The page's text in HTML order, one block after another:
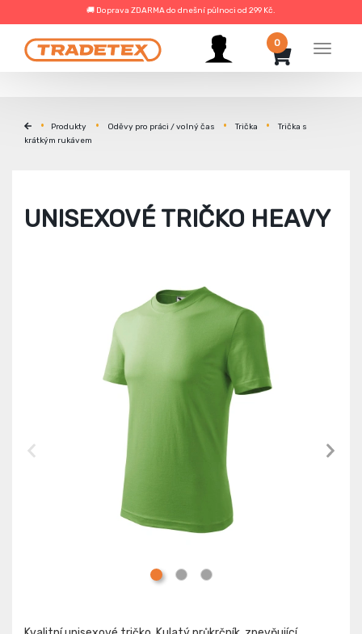
🚚 Doprava ZDARMA do dnešní půlnoci od 299 Kč.
Menu
0
Produkty Oděvy pro práci / volný čas Trička
Trička s
krátkým rukávem
UNISEXOVÉ TRIČKO HEAVY